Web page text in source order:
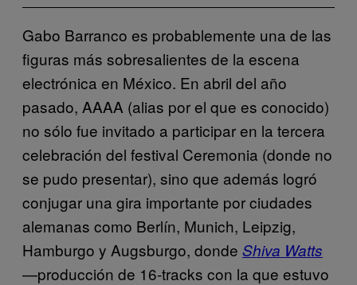
Gabo Barranco es probablemente una de las
figuras más sobresalientes de la escena
electrónica en México. En abril del año
pasado, AAAA (alias por el que es conocido)
no sólo fue invitado a participar en la tercera
celebración del festival Ceremonia (donde no
se pudo presentar), sino que además logró
conjugar una gira importante por ciudades
alemanas como Berlín, Munich, Leipzig,
Hamburgo y Augsburgo, donde Shiva Watts
—producción de 16-tracks con la que estuvo